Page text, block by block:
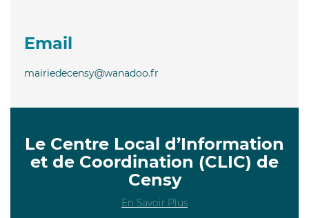
Email
mairiedecensy@wanadoo.fr
Le Centre Local d’Information
et de Coordination (CLIC) de
Censy
En Savoir Plus